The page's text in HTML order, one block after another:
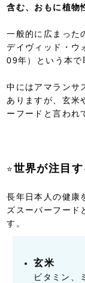
含む、おもに植物
一般的に広まった
デイヴィッド・ウ
09年）という本で
中にはアマランサ
ありますが、玄米
ーフードと言われ
⭐世界が注目
長年日本人の健康
ズスーパーフード
す。
玄米
ビタミン、